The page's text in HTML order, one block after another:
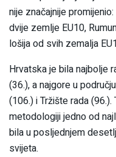
nije značajnije
dvije zemlje EU10,
lošija od svih zemalja
Hrvatska je bila najbolje
(36.), a najgore u
(106.) i Tržište rada
metodologiji jedno od
bila u posljednjem
svijeta.